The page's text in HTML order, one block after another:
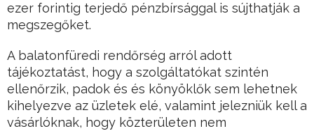
ezer forintig terjedő pénzbírsággal is sújthatják a
megszegőket.
A balatonfüredi rendőrség arról adott
tájékoztatást, hogy a szolgáltatókat szintén
ellenőrzik, padok és és könyöklők sem lehetnek
kihelyezve az üzletek elé, valamint jelezniük kell a
vásárlóknak, hogy közterületen nem